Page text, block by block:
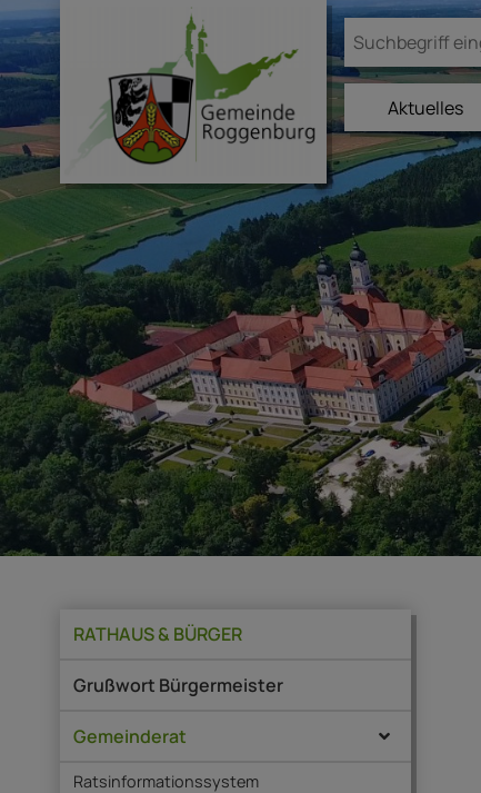
Aktuelles
RATHAUS & BÜRGER
Grußwort Bürgermeister
Gemeinderat
Ratsinformationssystem